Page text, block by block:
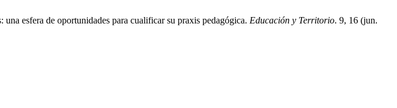
esfera de oportunidades para cualificar su praxis pedagógica. Educación y Territorio. 9, 16 (jun.